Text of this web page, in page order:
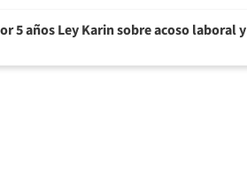
5 años Ley Karin sobre acoso laboral y